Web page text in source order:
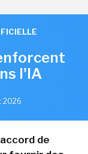
l'IA
2026
de